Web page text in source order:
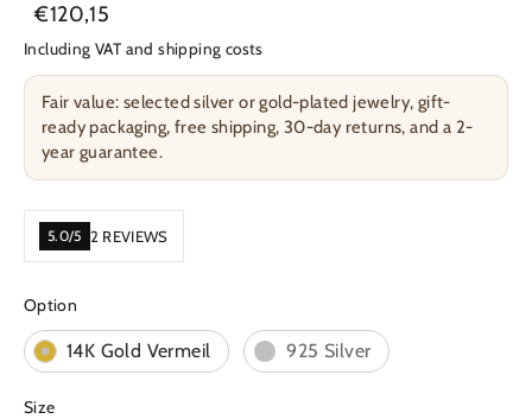
Regular
Price
Sale
Price
€120,15
Including VAT and shipping costs
Fair value: selected silver or gold-plated jewelry, gift-
ready packaging, free shipping, 30-day returns, and a 2-
year guarantee.
5.0/5 2 REVIEWS
Option
Option
14K Gold Vermeil
925 Silver
Size